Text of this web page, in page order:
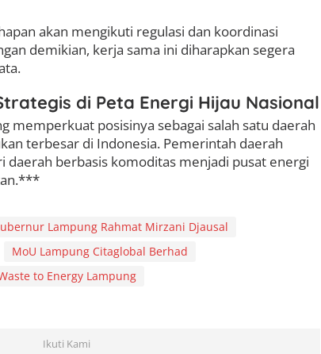
akan mengikuti regulasi dan koordinasi
demikian, kerja sama ini diharapkan segera
di Peta Energi Hijau Nasional
memperkuat posisinya sebagai salah satu daerah
terbesar di Indonesia. Pemerintah daerah
berbasis komoditas menjadi pusat energi
Lampung Rahmat Mirzani Djausal
MoU Lampung Citaglobal Berhad
to Energy Lampung
Ikuti Kami